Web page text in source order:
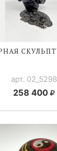
арт. 02_5298
258 400